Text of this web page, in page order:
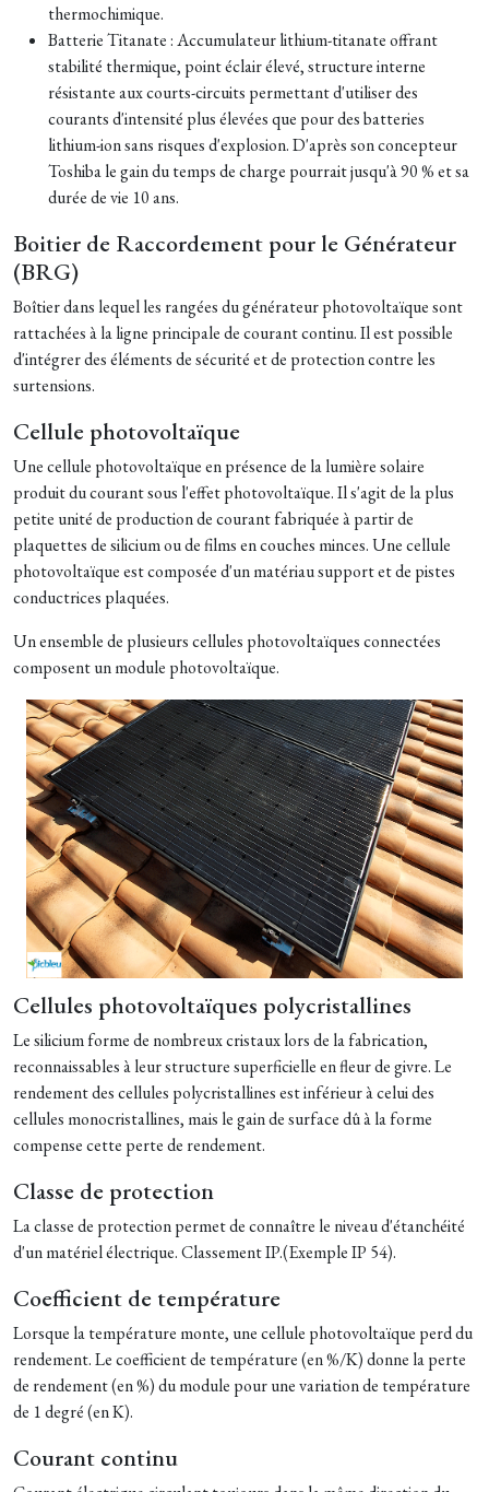
thermochimique.
Batterie Titanate : Accumulateur lithium-titanate offrant
stabilité thermique, point éclair élevé, structure interne
résistante aux courts-circuits permettant d'utiliser des
courants d'intensité plus élevées que pour des batteries
lithium-ion sans risques d'explosion. D'après son concepteur
Toshiba le gain du temps de charge pourrait jusqu'à 90 % et sa
durée de vie 10 ans.
Boitier de Raccordement pour le Générateur
(BRG)
Boîtier dans lequel les rangées du générateur photovoltaïque sont
rattachées à la ligne principale de courant continu. Il est possible
d'intégrer des éléments de sécurité et de protection contre les
surtensions.
Cellule photovoltaïque
Une cellule photovoltaïque en présence de la lumière solaire
produit du courant sous l'effet photovoltaïque. Il s'agit de la plus
petite unité de production de courant fabriquée à partir de
plaquettes de silicium ou de films en couches minces. Une cellule
photovoltaïque est composée d'un matériau support et de pistes
conductrices plaquées.
Un ensemble de plusieurs cellules photovoltaïques connectées
composent un module photovoltaïque.
Cellules photovoltaïques polycristallines
Le silicium forme de nombreux cristaux lors de la fabrication,
reconnaissables à leur structure superficielle en fleur de givre. Le
rendement des cellules polycristallines est inférieur à celui des
cellules monocristallines, mais le gain de surface dû à la forme
compense cette perte de rendement.
Classe de protection
La classe de protection permet de connaître le niveau d'étanchéité
d'un matériel électrique. Classement IP.(Exemple IP 54).
Coefficient de température
Lorsque la température monte, une cellule photovoltaïque perd du
rendement. Le coefficient de température (en %/K) donne la perte
de rendement (en %) du module pour une variation de température
de 1 degré (en K).
Courant continu